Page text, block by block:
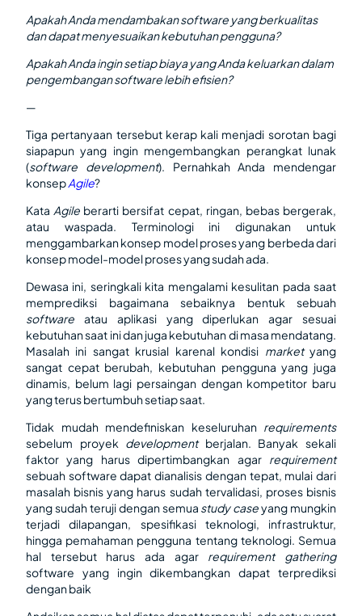
Apakah Anda mendambakan software yang berkualitas
dan dapat menyesuaikan kebutuhan pengguna?
Apakah Anda ingin setiap biaya yang Anda keluarkan dalam
pengembangan software lebih efisien?
—
Tiga pertanyaan tersebut kerap kali menjadi sorotan bagi
siapapun yang ingin mengembangkan perangkat lunak
(software development). Pernahkah Anda mendengar
konsepAgile?
Kata Agile berarti bersifat cepat, ringan, bebas bergerak,
atau waspada. Terminologi ini digunakan untuk
menggambarkan konsep model proses yang berbeda dari
konsep model-model proses yang sudah ada.
Dewasa ini, seringkali kita mengalami kesulitan pada saat
memprediksi bagaimana sebaiknya bentuk sebuah
software atau aplikasi yang diperlukan agar sesuai
kebutuhan saat ini dan juga kebutuhan di masa mendatang.
Masalah ini sangat krusial karenal kondisi marketyang
sangat cepat berubah, kebutuhan pengguna yang juga
dinamis, belum lagi persaingan dengan kompetitor baru
yang terus bertumbuh setiap saat.
Tidak mudah mendefiniskan keseluruhan requirements
sebelum proyek development berjalan. Banyak sekali
faktor yang harus dipertimbangkan agar requirement
sebuah software dapat dianalisis dengan tepat, mulai dari
masalah bisnis yang harus sudah tervalidasi, proses bisnis
yang sudah teruji dengan semua study caseyang mungkin
terjadi dilapangan, spesifikasi teknologi, infrastruktur,
hingga pemahaman pengguna tentang teknologi. Semua
hal tersebut harus ada agar requirement gathering
software yang ingin dikembangkan dapat terprediksi
dengan baik